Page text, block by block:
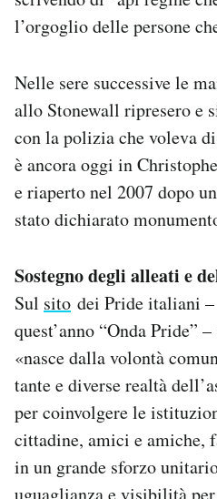
l’orgoglio delle persone
Nelle sere successive le
allo Stonewall ripresero e
con la polizia che voleva
è ancora oggi in
e riaperto nel 2007 dopo
stato dichiarato
Sostegno degli alleati e
Sul sito dei Pride italiani
quest’anno “Onda Pride”
«nasce dalla volontà
tante e diverse realtà
per coinvolgere le
cittadine, amici e
in un grande sforzo
uguaglianza e visibilità